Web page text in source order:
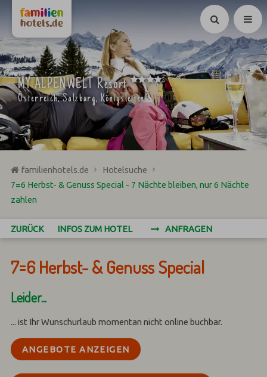
Suchen
MY ALPENWELT Resort ****
S
Österreich, Salzburg, Königsleiten
familienhotels.de
Hotelsuche
7=6 Herbst- & Genuss Special - 7 Nächte bleiben, nur 6 Nächte
zahlen
ZURÜCK INFOS ZUM HOTEL ANFRAGEN
7=6 Herbst- & Genuss Special
Leider...
... ist Ihr Wunschurlaub momentan nicht online buchbar.
ANGEBOTE ANZEIGEN